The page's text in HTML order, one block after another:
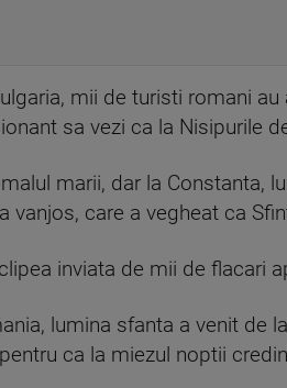
mii de turisti romani
sa vezi ca la Nisipurile
marii, dar la Constanta,
vanjos, care a vegheat ca
inviata de mii de flacari
lumina sfanta a venit de
ca la miezul noptii